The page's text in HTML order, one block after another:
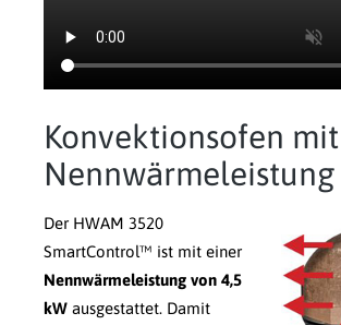
Konvektionsofen
Nennwärmeleistung
Der HWAM 3520
SmartControl™ ist mit einer
Nennwärmeleistung von 4,5
kW ausgestattet. Damit